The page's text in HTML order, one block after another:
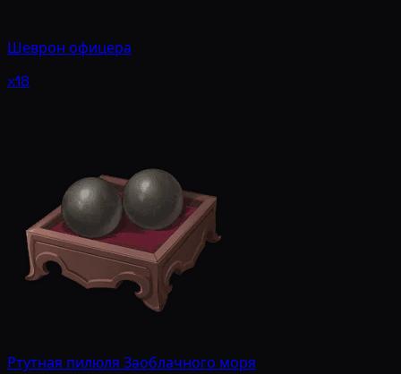
Шеврон офицера
x18
Ртутная пилюля Заоблачного моря